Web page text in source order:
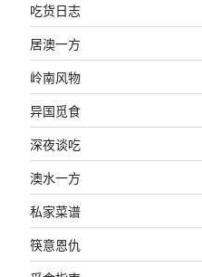
吃货日志
居澳一方
岭南风物
异国觅食
深夜谈吃
澳水一方
私家菜谱
筷意恩仇